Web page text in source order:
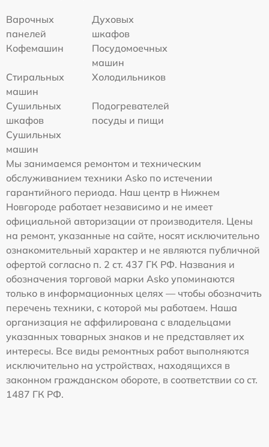
Варочных
панелей
Духовых
шкафов
Кофемашин
Посудомоечных
машин
Стиральных
машин
Холодильников
Сушильных
шкафов
Подогревателей
посуды и пищи
Сушильных
машин
Мы занимаемся ремонтом и техническим
обслуживанием техники Asko по истечении
гарантийного периода. Наш центр в Нижнем
Новгороде работает независимо и не имеет
официальной авторизации от производителя. Цены
на ремонт, указанные на сайте, носят исключительно
ознакомительный характер и не являются публичной
офертой согласно п. 2 ст. 437 ГК РФ. Названия и
обозначения торговой марки Asko упоминаются
только в информационных целях — чтобы обозначить
перечень техники, с которой мы работаем. Наша
организация не аффилирована с владельцами
указанных товарных знаков и не представляет их
интересы. Все виды ремонтных работ выполняются
исключительно на устройствах, находящихся в
законном гражданском обороте, в соответствии со ст.
1487 ГК РФ.